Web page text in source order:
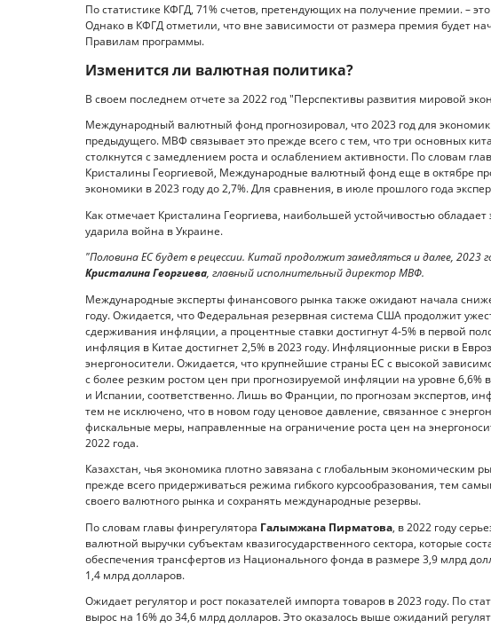
По статистике КФГД, 71% счетов, претендующих на получение премии. –
Однако в КФГД отметили, что вне зависимости от размера премия будет
Правилам программы.
Изменится ли валютная политика?
В своем последнем отчете за 2022 год "Перспективы развития мировой
Международный валютный фонд прогнозировал, что 2023 год для
предыдущего. МВФ связывает это прежде всего с тем, что три основных
столкнутся с замедлением роста и ослаблением активности. По словам
Кристалины Георгиевой, Международные валютный фонд еще в октябре
экономики в 2023 году до 2,7%. Для сравнения, в июле прошлого года
Как отмечает Кристалина Георгиева, наибольшей устойчивостью
ударила война в Украине.
"Половина ЕС будет в рецессии. Китай продолжит замедляться и далее, 2023
Кристалина Георгиева, главный исполнительный директор МВФ.
Международные эксперты финансового рынка также ожидают начала
году. Ожидается, что Федеральная резервная система США продолжит
сдерживания инфляции, а процентные ставки достигнут 4-5% в первой
инфляция в Китае достигнет 2,5% в 2023 году. Инфляционные риски в
энергоносители. Ожидается, что крупнейшие страны ЕС с высокой
с более резким ростом цен при прогнозируемой инфляции на уровне 6,6%
и Испании, соответственно. Лишь во Франции, по прогнозам экспертов,
тем не исключено, что в новом году ценовое давление, связанное с
фискальные меры, направленные на ограничение роста цен на
2022 года.
Казахстан, чья экономика плотно завязана с глобальным экономическим
прежде всего придерживаться режима гибкого курсообразования, тем
своего валютного рынка и сохранять международные резервы.
По словам главы финрегулятора Галымжана Пирматова, в 2022 году
валютной выручки субъектам квазигосударственного сектора, которые
обеспечения трансфертов из Национального фонда в размере 3,9 млрд
1,4 млрд долларов.
Ожидает регулятор и рост показателей импорта товаров в 2023 году. По
вырос на 16% до 34,6 млрд долларов. Это оказалось выше ожиданий